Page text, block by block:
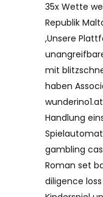
35x Wette
Republik
,Unsere
mit
haben
Handlung
gambling
Roman set
diligence